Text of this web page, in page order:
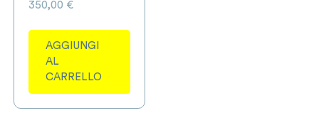
350,00 €
AGGIUNGI
AL
CARRELLO